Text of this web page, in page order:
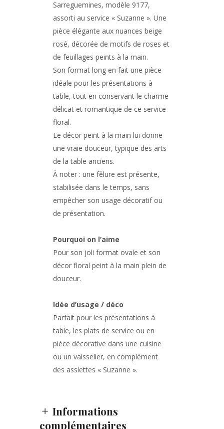
Sarreguemines, modèle 9177,
assorti au service « Suzanne ». Une
pièce élégante aux nuances beige
rosé, décorée de motifs de roses et
de feuillages peints à la main.
Son format long en fait une pièce
idéale pour les présentations à
table, tout en conservant le charme
délicat et romantique de ce service
floral.
Le décor peint à la main lui donne
une vraie douceur, typique des arts
de la table anciens.
À noter : une fêlure est présente,
stabilisée dans le temps, sans
empêcher son usage décoratif ou
de présentation.
Pourquoi on l’aime
Pour son joli format ovale et son
décor floral peint à la main plein de
douceur.
Idée d’usage / déco
Parfait pour les présentations à
table, les plats de service ou en
pièce décorative dans une cuisine
ou un vaisselier, en complément
des assiettes « Suzanne ».
Informations
complémentaires